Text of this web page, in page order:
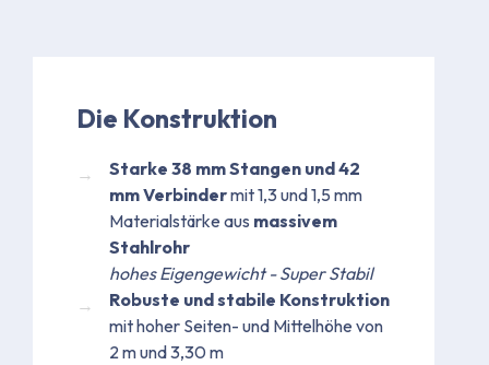
Die Konstruktion
Starke 38 mm Stangen und 42
mm Verbindermit 1,3 und 1,5 mm
Materialstärke aus massivem
Stahlrohr
hohes Eigengewicht - Super Stabil
Robuste und stabile Konstruktion
mit hoher Seiten- und Mittelhöhe von
2 m und 3,30 m